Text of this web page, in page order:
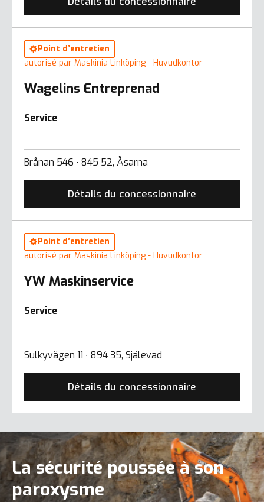
Point d’entretien
autorisé par Maskinia Linköping - Huvudkontor
Wagelins Entreprenad
Service
Brånan 546 ∙ 845 52, Åsarna
Détails du concessionnaire
Point d’entretien
autorisé par Maskinia Linköping - Huvudkontor
YW Maskinservice
Service
Sulkyvägen 11 ∙ 894 35, Själevad
Détails du concessionnaire
La sécurité poussée à son
paroxysme